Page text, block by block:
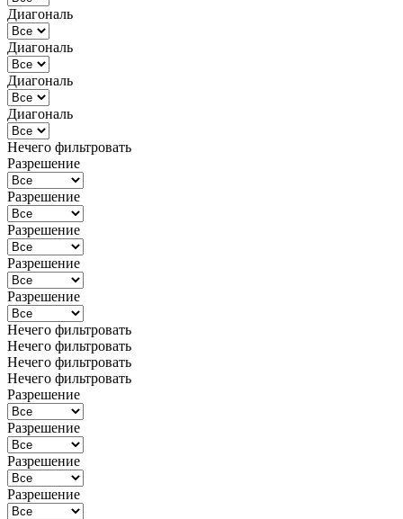
Диагональ
Диагональ
Диагональ
Диагональ
Нечего фильтровать
Разрешение
Разрешение
Разрешение
Разрешение
Разрешение
Нечего фильтровать
Нечего фильтровать
Нечего фильтровать
Нечего фильтровать
Разрешение
Разрешение
Разрешение
Разрешение